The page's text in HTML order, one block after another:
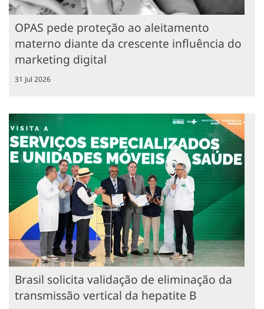
OPAS pede proteção ao aleitamento
materno diante da crescente influência do
marketing digital
31 Jul 2026
Brasil solicita validação de eliminação da
transmissão vertical da hepatite B